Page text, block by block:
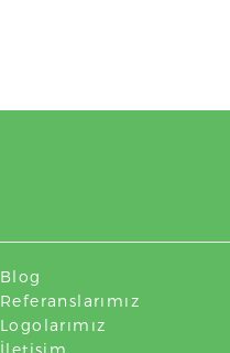
Blog
Referanslarımız
Logolarımız